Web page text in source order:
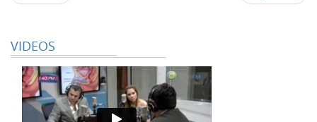
VIDEOS